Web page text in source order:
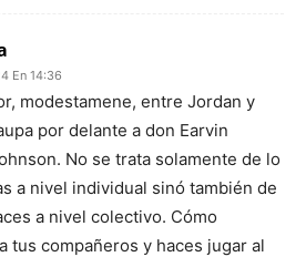
En 14:36
modestamene, entre Jordan y
por delante a don Earvin
No se trata solamente de lo
a nivel individual sinó también de
a nivel colectivo. Cómo
tus compañeros y haces jugar al